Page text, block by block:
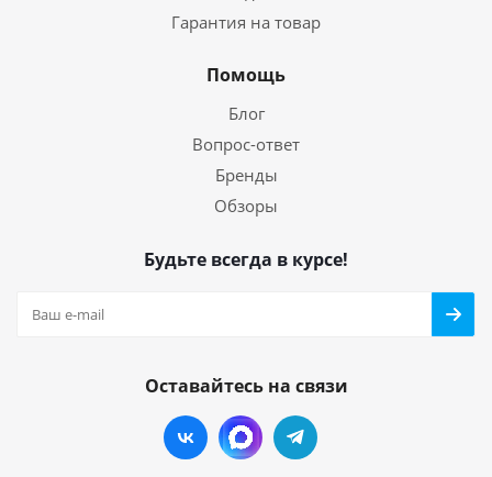
Гарантия на товар
Помощь
Блог
Вопрос-ответ
Бренды
Обзоры
Будьте всегда в курсе!
Оставайтесь на связи